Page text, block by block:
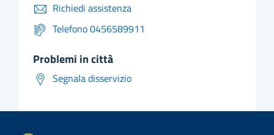
Richiedi assistenza
Telefono 0456589911
problemi in città
Segnala disservizio